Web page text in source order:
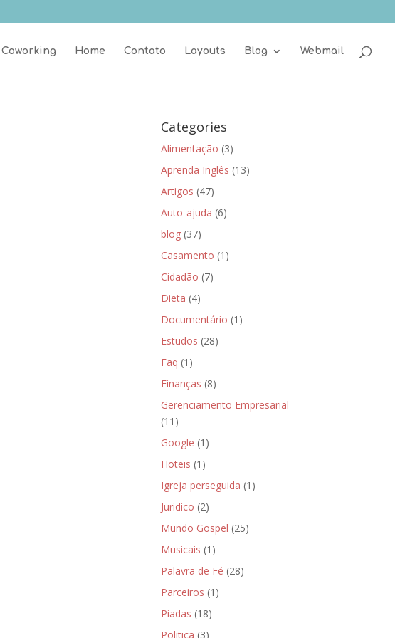
Coworking Home Contato Layouts Blog Webmail
Categories
Alimentação (3)
Aprenda Inglês (13)
Artigos (47)
Auto-ajuda (6)
blog (37)
Casamento (1)
Cidadão (7)
Dieta (4)
Documentário (1)
Estudos (28)
Faq (1)
Finanças (8)
Gerenciamento Empresarial
(11)
Google (1)
Hoteis (1)
Igreja perseguida (1)
Juridico (2)
Mundo Gospel (25)
Musicais (1)
Palavra de Fé (28)
Parceiros (1)
Piadas (18)
Politica (3)